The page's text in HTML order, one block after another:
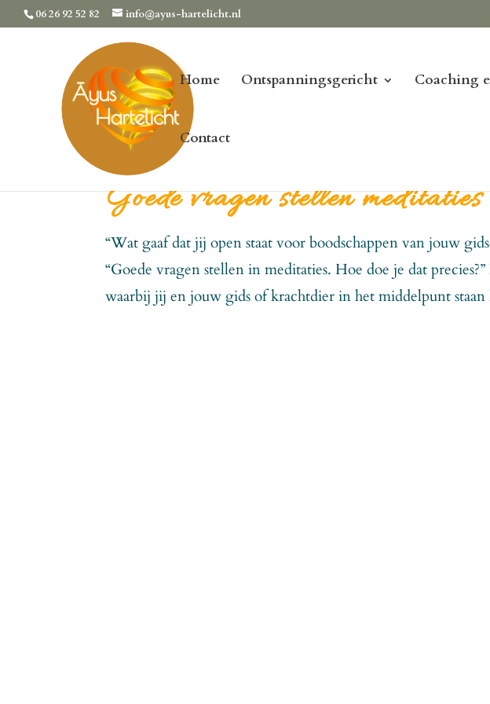
06 26 92 52 82 info@ayus-hartelicht.nl
Home Ontspanningsgericht Coaching
Contact
Goede vragen stellen meditaties
“Wat gaaf dat jij open staat voor boodschappen van jouw
“Goede vragen stellen in meditaties. Hoe doe je dat
waarbij jij en jouw gids of krachtdier in het middelpunt